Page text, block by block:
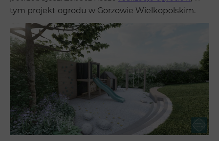
tym projekt ogrodu w Gorzowie Wielkopolskim.